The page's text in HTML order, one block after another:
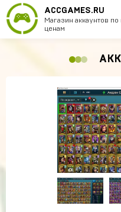
ACCGAMES.RU
Магазин аккаунтов
ценам